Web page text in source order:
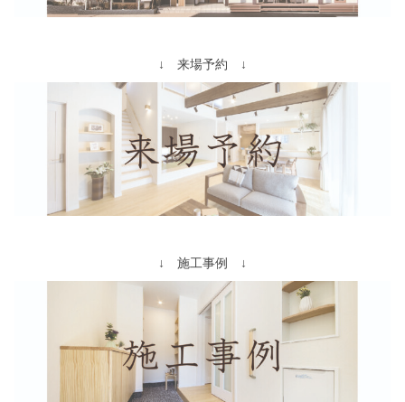
↓ 来場予約 ↓
↓ 施工事例 ↓